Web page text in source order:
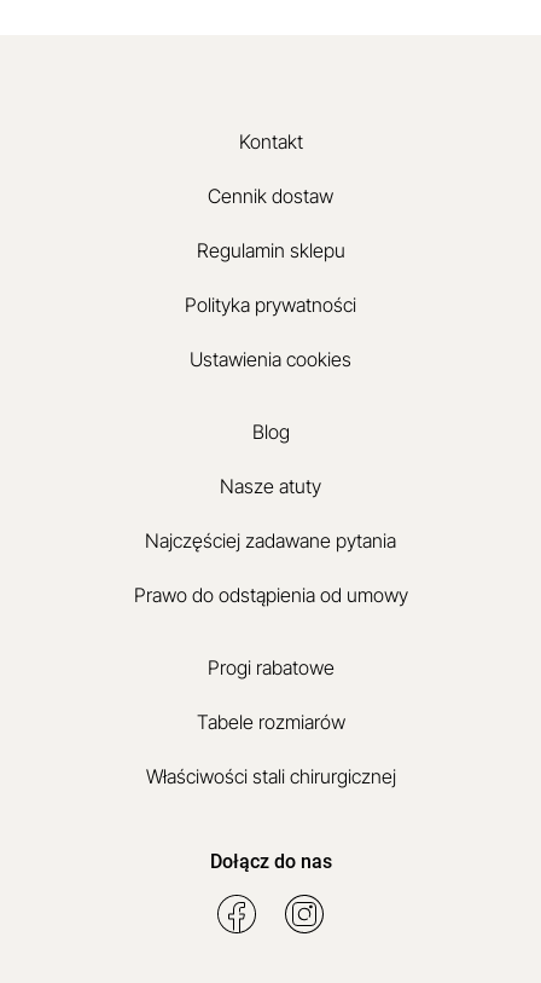
Kontakt
Cennik dostaw
Regulamin sklepu
Polityka prywatności
Ustawienia cookies
Blog
Nasze atuty
Najczęściej zadawane pytania
Prawo do odstąpienia od umowy
Progi rabatowe
Tabele rozmiarów
Właściwości stali chirurgicznej
Dołącz do nas